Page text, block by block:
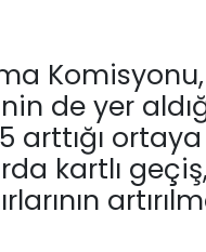
de yer
arttığı
kartlı